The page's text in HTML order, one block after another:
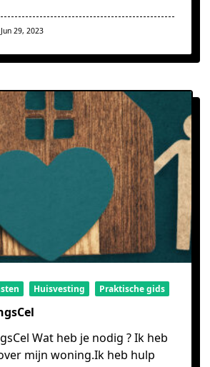
Jun 29, 2023
Huisvesting Praktische gids
Wat heb je nodig ? Ik heb
mijn woning.Ik heb hulp